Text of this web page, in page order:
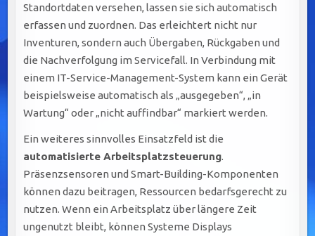
Standortdaten versehen, lassen sie sich automatisch
erfassen und zuordnen. Das erleichtert nicht nur
Inventuren, sondern auch Übergaben, Rückgaben und
die Nachverfolgung im Servicefall. In Verbindung mit
einem IT-Service-Management-System kann ein Gerät
beispielsweise automatisch als „ausgegeben“, „in
Wartung“ oder „nicht auffindbar“ markiert werden.
Ein weiteres sinnvolles Einsatzfeld ist die
automatisierte Arbeitsplatzsteuerung.
Präsenzsensoren und Smart-Building-Komponenten
können dazu beitragen, Ressourcen bedarfsgerecht zu
nutzen. Wenn ein Arbeitsplatz über längere Zeit
ungenutzt bleibt, können Systeme Displays